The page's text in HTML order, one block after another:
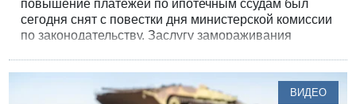
повышение платежей по ипотечным ссудам был
сегодня снят с повестки дня министерской комиссии
по законодательству. Заслугу замораживания
ВИДЕО